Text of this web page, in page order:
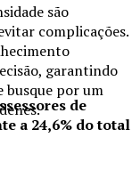
são
complicações.
garantindo
busque por um
de
a 24,6% do total